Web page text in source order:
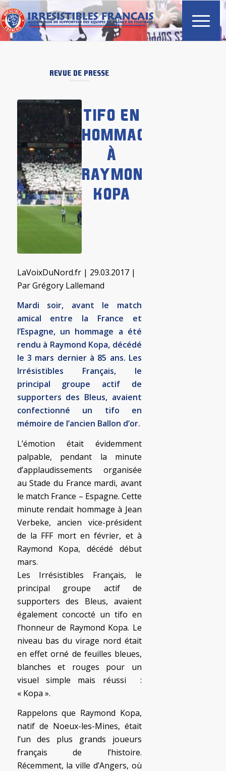
REVUE DE PRESSE
TIFO EN
HOMMAGE
À
RAYMOND
KOPA
LaVoixDuNord.fr| 29.03.2017 |
Par Grégory Lallemand
Mardi soir, avant le match
amical entre la France et
l’Espagne, un hommage a été
rendu à Raymond Kopa, décédé
le 3 mars dernier à 85 ans. Les
Irrésistibles Français, le
principal groupe actif de
supporters des Bleus, avaient
confectionné un tifo en
mémoire de l’ancien Ballon d’or.
L’émotion était évidemment
palpable, pendant la minute
d’applaudissements organisée
au Stade du France mardi, avant
le match France – Espagne. Cette
minute rendait hommage à Jean
Verbeke, ancien vice-président
de la FFF mort en février, et à
Raymond Kopa, décédé début
mars.
Les Irrésistibles Français, le
principal groupe actif de
supporters des Bleus, avaient
également concocté un tifo en
l’honneur de Raymond Kopa. Le
niveau bas du virage nord était
en effet orné de feuilles bleues,
blanches et rouges pour un
visuel simple mais réussi :
« Kopa ».
Rappelons que Raymond Kopa,
natif de Noeux-les-Mines, était
l’un des plus grands joueurs
français de l’histoire.
Récemment, la ville d’Angers, où